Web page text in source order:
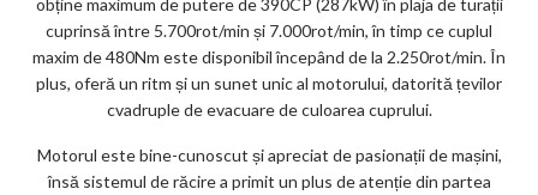
cuprinsă între 5.700rot/min și 7.000rot/min, în timp ce cuplul
maxim de 480Nm este disponibil începând de la 2.250rot/min. În
plus, oferă un ritm și un sunet unic al motorului, datorită țevilor
cvadruple de evacuare de culoarea cuprului.
Motorul este bine-cunoscut și apreciat de pasionații de mașini,
însă sistemul de răcire a primit un plus de atenție din partea